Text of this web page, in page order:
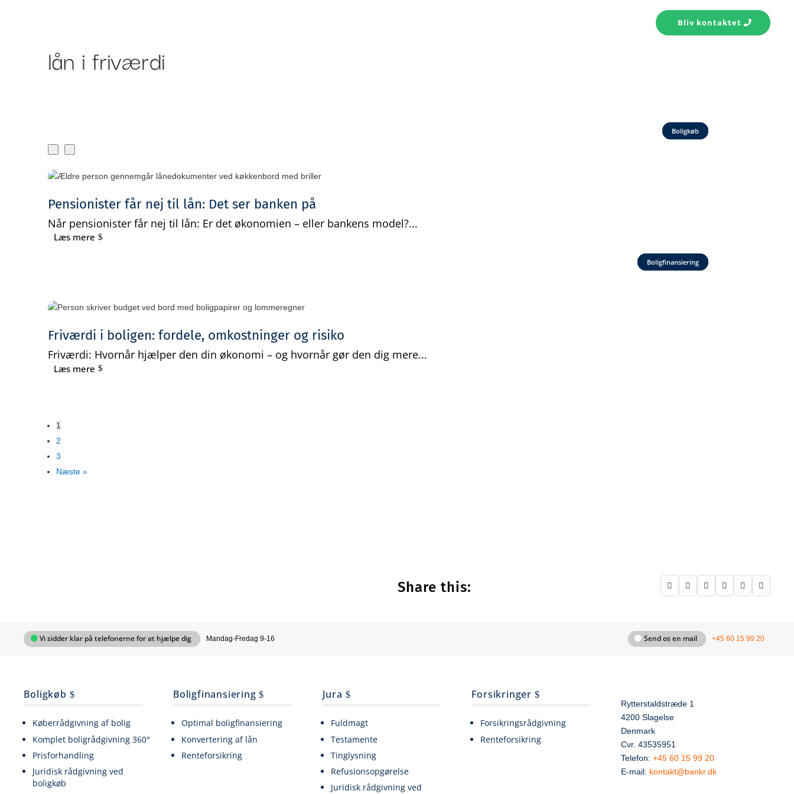
Bliv kontaktet
lån i friværdi
Boligkøb
Pensionister får nej til lån: Det ser banken på
Når pensionister får nej til lån: Er det økonomien – eller bankens model?...
Læs mere
Boligfinansiering
Friværdi i boligen: fordele, omkostninger og risiko
Friværdi: Hvornår hjælper den din økonomi – og hvornår gør den dig mere...
Læs mere
1
2
3
Næste »
Share this:      
Vi sidder klar på telefonerne for at hjælpe dig Mandag-Fredag 9-16 Send os en mail +45 60 15 99 20
Boligkøb
Køberrådgivning af bolig
Komplet boligrådgivning 360°
Prisforhandling
Juridisk rådgivning ved
boligkøb
Boligfinansiering
Optimal boligfinansiering
Konvertering af lån
Renteforsikring
Jura
Fuldmagt
Testamente
Tinglysning
Refusionsopgørelse
Juridisk rådgivning ved
Forsikringer
Forsikringsrådgivning
Renteforsikring
Rytterstaldstræde 1
4200 Slagelse
Denmark
Cvr. 43535951
Telefon: +45 60 15 99 20
E-mail: kontakt@bankr.dk